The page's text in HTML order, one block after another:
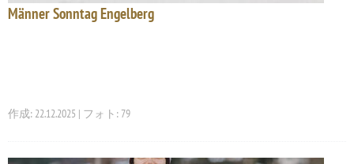
Männer Sonntag Engelberg
作成: 22.12.2025 | フォト: 79